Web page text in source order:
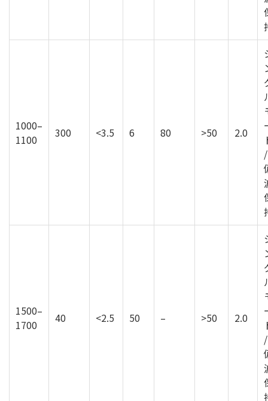
1000–
1100
300 <3.5 6 80 >50 2.0
/
1500–
1700
40 <2.5 50 – >50 2.0
/